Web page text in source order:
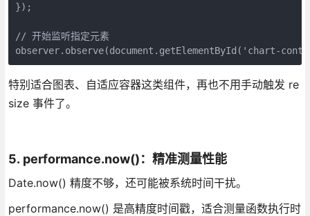
});
// 开始监听指定元素
observer.observe(document.getElementById('chart-
特别适合图表、自适应容器这类组件，再也不用手动触发 re
size 事件了。
5. performance.now()：精准测量性能
Date.now() 精度不够，还可能被系统时间干扰。
performance.now() 是高精度时间戳，适合测量函数执行时